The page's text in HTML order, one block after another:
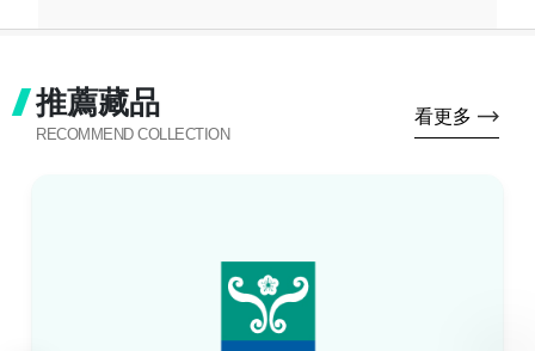
推薦藏品
RECOMMEND COLLECTION
看更多